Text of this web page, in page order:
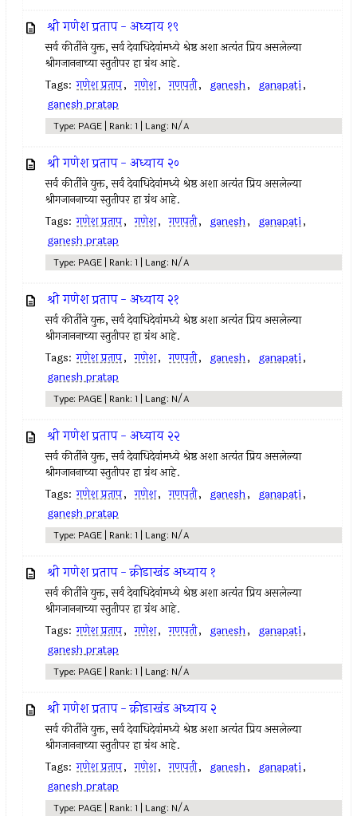
श्री गणेश प्रताप - अध्याय १९
सर्व कीर्तीने युक्त, सर्व देवाधिदेवांमध्ये श्रेष्ठ अशा अत्यंत प्रिय असलेल्या
श्रीगजाननाच्या स्तुतीपर हा ग्रंथ आहे.
Tags: गणेश प्रताप, गणेश, गणपती, ganesh, ganapati,
ganesh pratap
Type: PAGE | Rank: 1 | Lang: N/A
श्री गणेश प्रताप - अध्याय २०
सर्व कीर्तीने युक्त, सर्व देवाधिदेवांमध्ये श्रेष्ठ अशा अत्यंत प्रिय असलेल्या
श्रीगजाननाच्या स्तुतीपर हा ग्रंथ आहे.
Tags: गणेश प्रताप, गणेश, गणपती, ganesh, ganapati,
ganesh pratap
Type: PAGE | Rank: 1 | Lang: N/A
श्री गणेश प्रताप - अध्याय २१
सर्व कीर्तीने युक्त, सर्व देवाधिदेवांमध्ये श्रेष्ठ अशा अत्यंत प्रिय असलेल्या
श्रीगजाननाच्या स्तुतीपर हा ग्रंथ आहे.
Tags: गणेश प्रताप, गणेश, गणपती, ganesh, ganapati,
ganesh pratap
Type: PAGE | Rank: 1 | Lang: N/A
श्री गणेश प्रताप - अध्याय २२
सर्व कीर्तीने युक्त, सर्व देवाधिदेवांमध्ये श्रेष्ठ अशा अत्यंत प्रिय असलेल्या
श्रीगजाननाच्या स्तुतीपर हा ग्रंथ आहे.
Tags: गणेश प्रताप, गणेश, गणपती, ganesh, ganapati,
ganesh pratap
Type: PAGE | Rank: 1 | Lang: N/A
श्री गणेश प्रताप - क्रीडाखंड अध्याय १
सर्व कीर्तीने युक्त, सर्व देवाधिदेवांमध्ये श्रेष्ठ अशा अत्यंत प्रिय असलेल्या
श्रीगजाननाच्या स्तुतीपर हा ग्रंथ आहे.
Tags: गणेश प्रताप, गणेश, गणपती, ganesh, ganapati,
ganesh pratap
Type: PAGE | Rank: 1 | Lang: N/A
श्री गणेश प्रताप - क्रीडाखंड अध्याय २
सर्व कीर्तीने युक्त, सर्व देवाधिदेवांमध्ये श्रेष्ठ अशा अत्यंत प्रिय असलेल्या
श्रीगजाननाच्या स्तुतीपर हा ग्रंथ आहे.
Tags: गणेश प्रताप, गणेश, गणपती, ganesh, ganapati,
ganesh pratap
Type: PAGE | Rank: 1 | Lang: N/A